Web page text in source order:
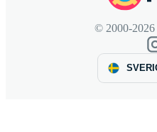
© 2000-2026